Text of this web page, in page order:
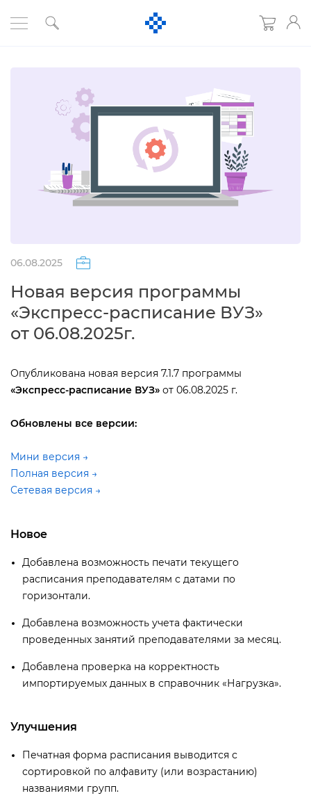
06.08.2025
Новая версия программы
«Экспресс-расписание ВУЗ»
от 06.08.2025г.
Опубликована новая версия 7.1.7 программы
«Экспресс-расписание ВУЗ» от 06.08.2025 г.
Обновлены все версии:
Мини версия →
Полная версия →
Сетевая версия →
Новое
Добавлена возможность печати текущего
расписания преподавателям с датами по
оризонтали.
Добавлена возможность учета фактически
проведенных занятий преподавателями за месяц.
Добавлена проверка на корректность
импортируемых данных в справочник «Нагрузка».
Улучшения
Печатная форма расписания выводится с
сортировкой по алфавиту (или возрастанию)
названиями групп.